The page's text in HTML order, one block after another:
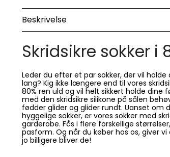
Beskrivelse
Skridsikre sokker i
Leder du efter et par sokker, der vil
lang? Kig ikke længere end til vores
80% ren uld og vil helt sikkert holde
med den skridsikre silikone på sålen
fødder glider og glider rundt. Uanset om
hyggelige sokker, er vores sokker med
garderobe. Fås i flere forskellige
pasform. Og når du køber hos os, giver
jo billigere bliver de!